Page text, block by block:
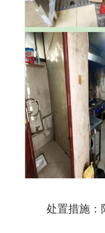
处置措施：